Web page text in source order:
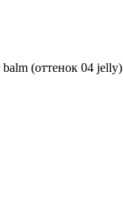
(оттенок 04 jelly)